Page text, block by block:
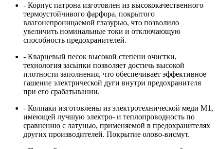
- Корпус патрона изготовлен из высококачественного
термоустойчивого фарфора, покрытого
влагонепроницаемой глазурью, что позволило
увеличить номинальные токи и отключающую
способность предохранителей.
- Кварцевый песок высокой степени очистки,
технология засыпки позволяет достичь высокой
плотности заполнения, что обеспечивает эффективное
гашение электрической дуги внутри предохранителя
при его срабатывании.
- Колпаки изготовлены из электротехнической меди М1,
имеющей лучшую электро- и теплопроводность по
сравнению с латунью, применяемой в предохранителях
других производителей. Покрытие олово-висмут.